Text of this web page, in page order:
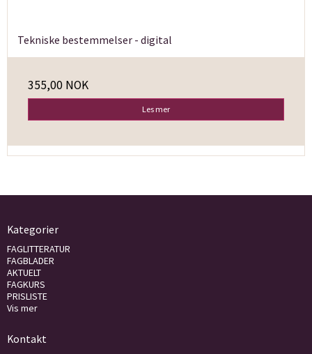
Tekniske bestemmelser - digital
355,00 NOK
Les mer
Kategorier
FAGLITTERATUR
FAGBLADER
AKTUELT
FAGKURS
PRISLISTE
Vis mer
Kontakt